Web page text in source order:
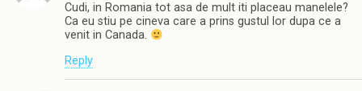
Cudi, in Romania tot asa de mult iti placeau manelele?
Ca eu stiu pe cineva care a prins gustul lor dupa ce a
venit in Canada.
Reply